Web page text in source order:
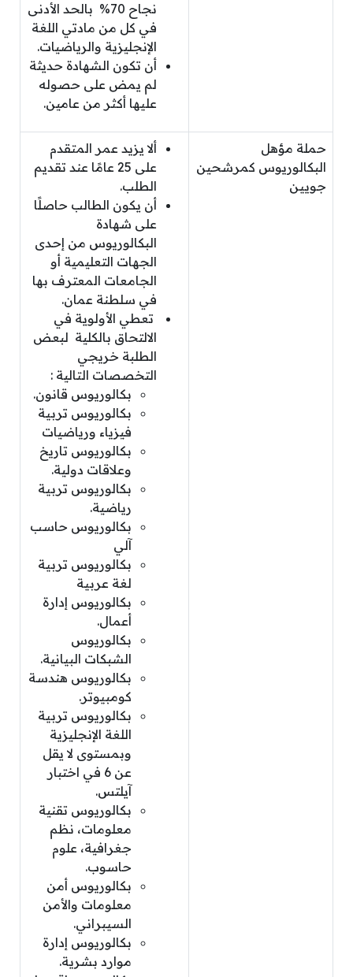
نجاح 70% بالحد الأدنى
في كل من مادتي اللغة
الإنجليزية والرياضيات.
أن تكون الشهادة حديثة
لم يمض على حصوله
عليها أكثر من عامين.
حملة مؤهل
البكالوريوس كمرشحين
جويين
ألا يزيد عمر المتقدم
على 25 عامًا عند تقديم
الطلب.
أن يكون الطالب حاصلًا
على شهادة
البكالوريوس من إحدى
الجهات التعليمية أو
الجامعات المعترف بها
في سلطنة عمان.
تعطي الأولوية في
الالتحاق بالكلية لبعض
الطلبة خريجي
التخصصات التالية :
بكالوريوس قانون.
بكالوريوس تربية
فيزياء ورياضيات
بكالوريوس تاريخ
وعلاقات دولية.
بكالوريوس تربية
رياضية.
بكالوريوس حاسب
آلي
بكالوريوس تربية
لغة عربية
بكالوريوس إدارة
أعمال.
بكالوريوس
الشبكات البيانية.
بكالوريوس هندسة
كومبيوتر.
بكالوريوس تربية
اللغة الإنجليزية
وبمستوى لا يقل
عن 6 في اختبار
آيلتس.
بكالوريوس تقنية
معلومات، نظم
جغرافية، علوم
حاسوب.
بكالوريوس أمن
معلومات والأمن
السيبراني.
بكالوريوس إدارة
موارد بشرية.